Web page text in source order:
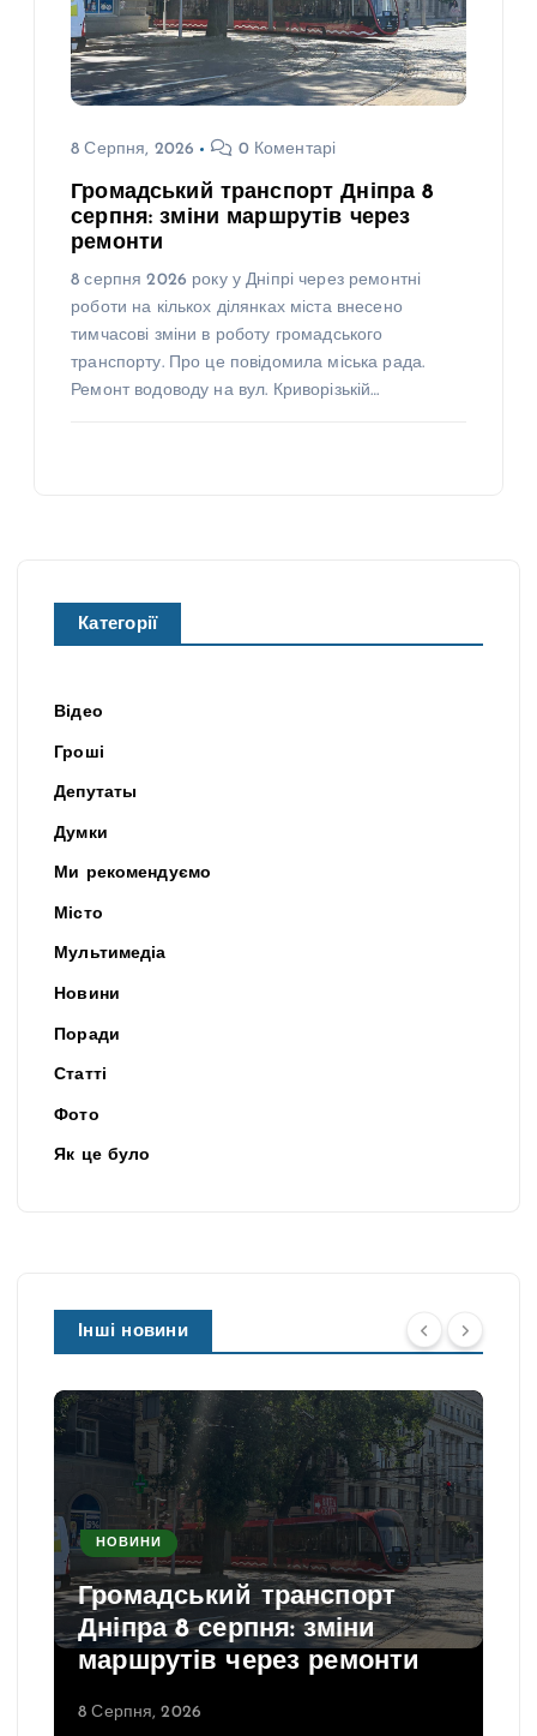
8 Серпня, 2026 0 Коментарі
Громадський транспорт Дніпра 8
серпня: зміни маршрутів через
ремонти
8 серпня 2026 року у Дніпрі через ремонтні
роботи на кількох ділянках міста внесено
тимчасові зміни в роботу громадського
транспорту. Про це повідомила міська рада.
Ремонт водоводу на вул. Криворізькій…
Категорії
Відео
Гроші
Депутаты
Думки
Ми рекомендуємо
Місто
Мультимедіа
Новини
Поради
Статті
Фото
Як це було
Інші новини
НОВИНИ
Громадський транспорт
Дніпра 8 серпня: зміни
маршрутів через ремонти
8 Серпня, 2026